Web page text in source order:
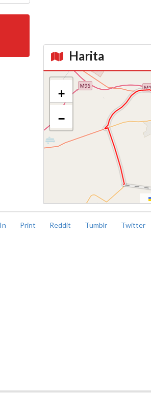
Harita
Kroki
+
−
Print Reddit Tumblr Twitter